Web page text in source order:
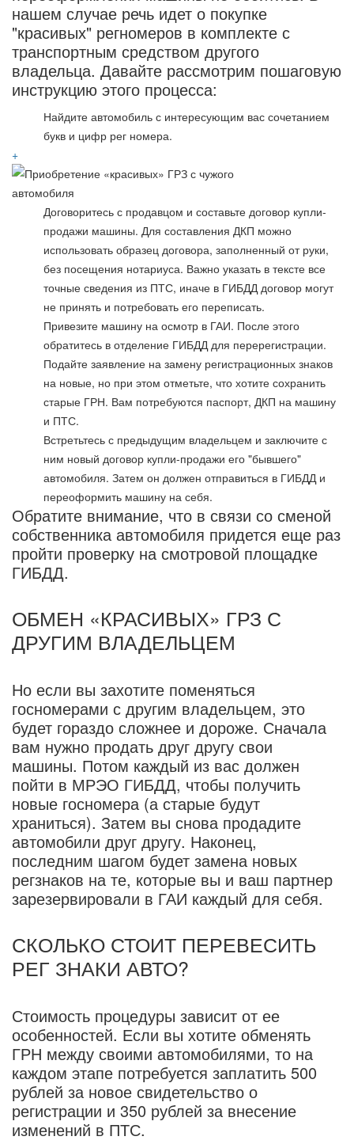
нашем случае речь идет о покупке
"красивых" регномеров в комплекте с
транспортным средством другого
владельца. Давайте рассмотрим пошаговую
инструкцию этого процесса:
Найдите автомобиль с интересующим вас сочетанием
букв и цифр рег номера.
+
Договоритесь с продавцом и составьте договор купли-
продажи машины. Для составления ДКП можно
использовать образец договора, заполненный от руки,
без посещения нотариуса. Важно указать в тексте все
точные сведения из ПТС, иначе в ГИБДД договор могут
не принять и потребовать его переписать.
Привезите машину на осмотр в ГАИ. После этого
обратитесь в отделение ГИБДД для перерегистрации.
Подайте заявление на замену регистрационных знаков
на новые, но при этом отметьте, что хотите сохранить
старые ГРН. Вам потребуются паспорт, ДКП на машину
и ПТС.
Встретьтесь с предыдущим владельцем и заключите с
ним новый договор купли-продажи его "бывшего"
автомобиля. Затем он должен отправиться в ГИБДД и
переоформить машину на себя.
Обратите внимание, что в связи со сменой
собственника автомобиля придется еще раз
пройти проверку на смотровой площадке
ГИБДД.
ОБМЕН «КРАСИВЫХ» ГРЗ С
ДРУГИМ ВЛАДЕЛЬЦЕМ
Но если вы захотите поменяться
госномерами с другим владельцем, это
будет гораздо сложнее и дороже. Сначала
вам нужно продать друг другу свои
машины. Потом каждый из вас должен
пойти в МРЭО ГИБДД, чтобы получить
новые госномера (а старые будут
храниться). Затем вы снова продадите
автомобили друг другу. Наконец,
последним шагом будет замена новых
регзнаков на те, которые вы и ваш партнер
зарезервировали в ГАИ каждый для себя.
СКОЛЬКО СТОИТ ПЕРЕВЕСИТЬ
РЕГ ЗНАКИ АВТО?
Стоимость процедуры зависит от ее
особенностей. Если вы хотите обменять
ГРН между своими автомобилями, то на
каждом этапе потребуется заплатить 500
рублей за новое свидетельство о
регистрации и 350 рублей за внесение
изменений в ПТС.